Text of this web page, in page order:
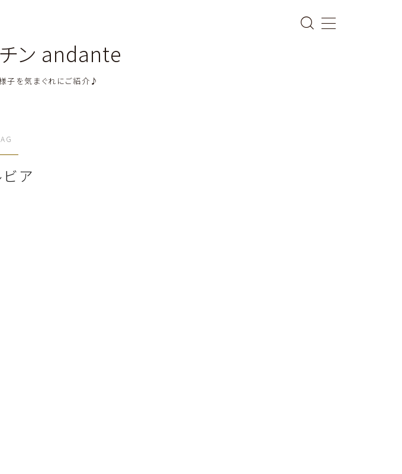
ン andante
子を気まぐれにご紹介♪
ィア掲載レシピ
リフラワー・パプ
ア